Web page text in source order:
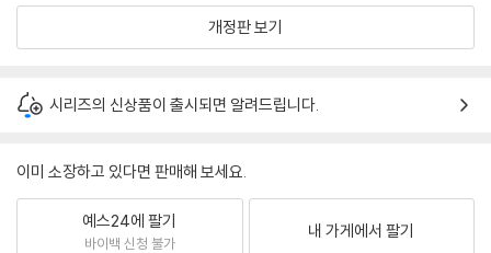
개정판 보기
시리즈의 신상품이 출시되면 알려드립니다.
이미 소장하고 있다면 판매해 보세요.
예스24에 팔기
바이백 신청 불가
내 가게에서 팔기